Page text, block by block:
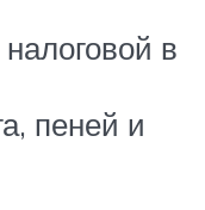
в
пеней и